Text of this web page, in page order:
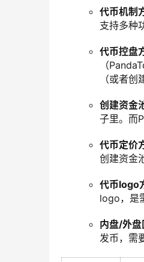
代币机制
支持多种
代币控盘
（
（或者创
创建资金
子里。而
代币定价
创建资金
代币logo
logo，是
内盘/外盘
发币，需